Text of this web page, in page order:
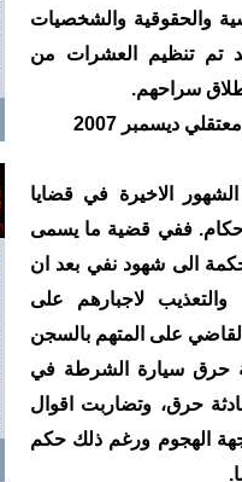
والحقوقية والشخصيات
تم تنظيم العشرات من
سراحهم.
ديسمبر 2007
الاخيرة في قضايا
ففي قضية ما يسمى
الى شهود نفي بعد ان
لاجبارهم على
على المتهم بالسجن
حرق سيارة الشرطة في
حرق، وتضاربت اقوال
الهجوم ورغم ذلك حكم